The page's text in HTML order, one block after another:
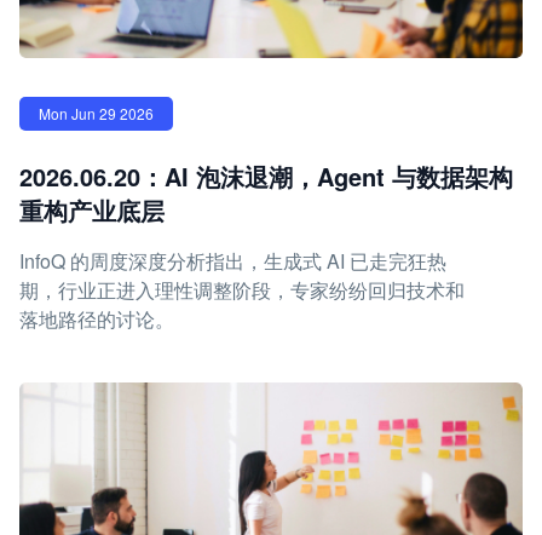
Mon Jun 29 2026
2026.06.20：AI 泡沫退潮，Agent 与数据架构
重构产业底层
InfoQ 的周度深度分析指出，生成式 AI 已走完狂热
期，行业正进入理性调整阶段，专家纷纷回归技术和
落地路径的讨论。